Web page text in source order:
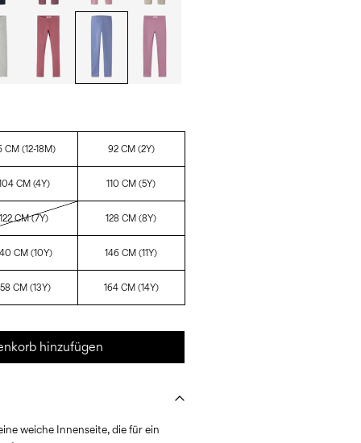
CM (12-18M) 92 CM (2Y)
CM (4Y) 110 CM (5Y)
122 CM (7Y) 128 CM (8Y)
CM (10Y) 146 CM (11Y)
CM (13Y) 164 CM (14Y)
hinzufügen
weiche Innenseite, die für ein